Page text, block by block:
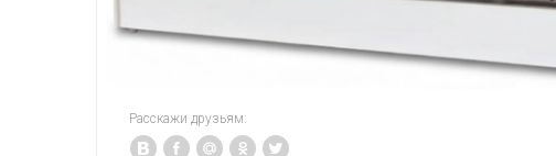
Расскажи друзьям: